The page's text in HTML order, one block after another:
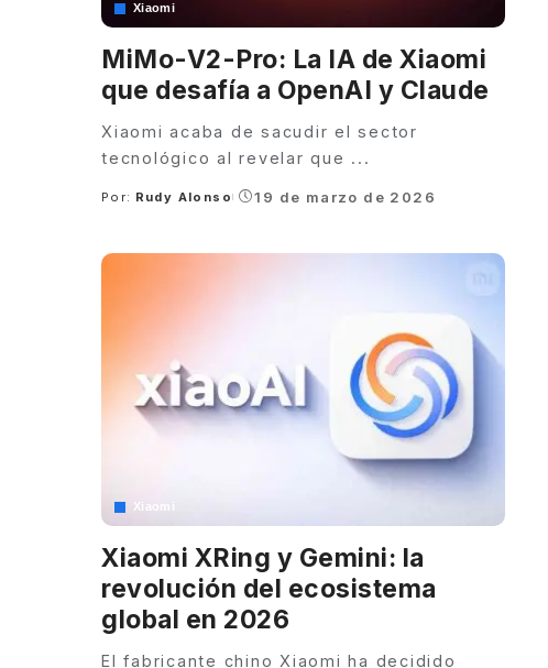
Xiaomi
MiMo-V2-Pro: La IA de Xiaomi
que desafía a OpenAI y Claude
Xiaomi acaba de sacudir el sector
tecnológico al revelar que ...
Posted
Por: Rudy Alonso 19 de marzo de 2026
Xiaomi
Xiaomi XRing y Gemini: la
revolución del ecosistema
global en 2026
El fabricante chino Xiaomi ha decidido